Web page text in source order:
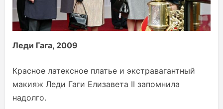
Леди Гага, 2009
Красное латексное платье и экстравагантный
макияж Леди Гаги Елизавета II запомнила
надолго.